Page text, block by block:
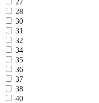
28
30
31
32
34
35
36
37
38
40